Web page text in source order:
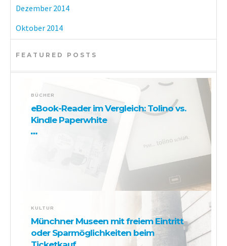
Dezember 2014
Oktober 2014
FEATURED POSTS
BÜCHER
eBook-Reader im Vergleich: Tolino vs.
Kindle Paperwhite
KULTUR
Münchner Museen mit freiem Eintritt
oder Sparmöglichkeiten beim